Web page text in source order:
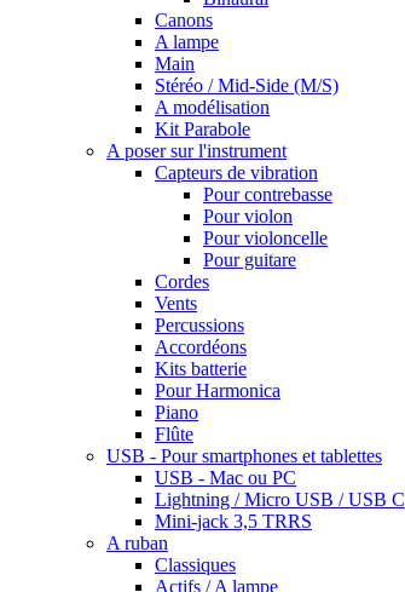
Canons
A lampe
Main
Stéréo / Mid-Side (M/S)
A modélisation
Kit Parabole
A poser sur l'instrument
Capteurs de vibration
Pour contrebasse
Pour violon
Pour violoncelle
Pour guitare
Cordes
Vents
Percussions
Accordéons
Kits batterie
Pour Harmonica
Piano
Flûte
USB - Pour smartphones et tablettes
USB - Mac ou PC
Lightning / Micro USB / USB C
Mini-jack 3,5 TRRS
A ruban
Classiques
Actifs / A lampe